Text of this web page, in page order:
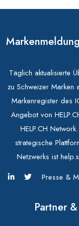
Täglich aktualisierte
zu Schweizer Marken
Markenregister des
Angebot von
HELP.CH
strategische
Netzwerks ist
Presse &
Partner &